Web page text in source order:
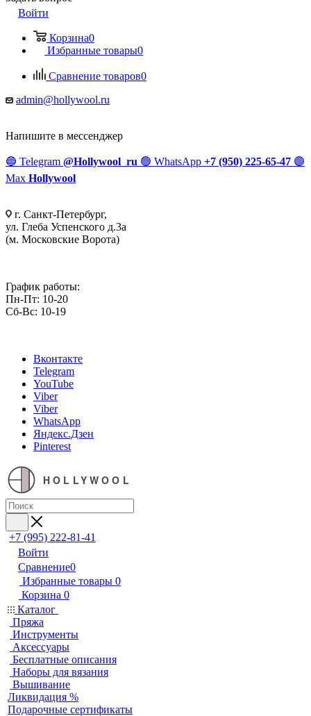
Войти
Корзина0
Избранные товары0
Сравнение товаров0
admin@hollywool.ru
Напишите в мессенджер
🔵 Telegram @Hollywool_ru 🟢 WhatsApp +7 (950) 225-65-47 🟣
Max Hollywool
г. Санкт-Петербург,
ул. Глеба Успенского д.3а
(м. Московские Ворота)
График работы:
Пн-Пт: 10-20
Сб-Вс: 10-19
Вконтакте
Telegram
YouTube
Viber
Viber
WhatsApp
Яндекс.Дзен
Pinterest
HOLLYWOOL
+7 (995) 222-81-41
Войти
Сравнение0
Избранные товары 0
Корзина 0
Каталог
Пряжа
Инструменты
Аксессуары
Бесплатные описания
Наборы для вязания
Вышивание
Ликвидация %
Подарочные сертификаты